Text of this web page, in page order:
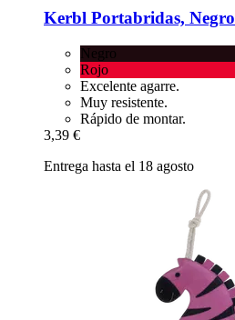
Kerbl Portabridas, Negro
Negro
Rojo
Excelente agarre.
Muy resistente.
Rápido de montar.
3,39 €
Entrega hasta el 18 agosto